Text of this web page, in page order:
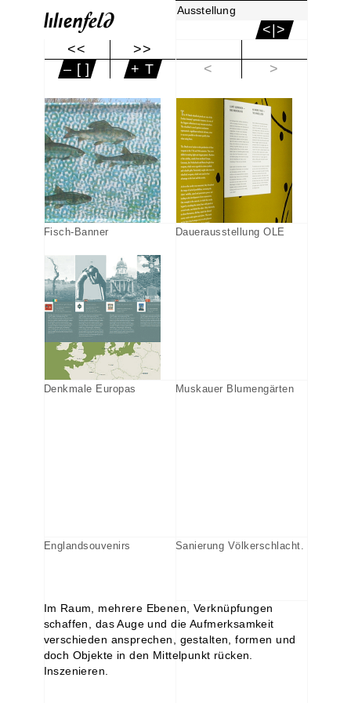
Ausstellung
<|>
<<
>>
– [ ]
+ T
<
>
Fisch-Banner Dauerausstellung OLE
Denkmale Europas Muskauer Blumengärten
Englandsouvenirs Sanierung Völkerschlacht.
Im Raum, mehrere Ebenen, Verknüpfungen
schaffen, das Auge und die Aufmerksamkeit
verschieden ansprechen, gestalten, formen und
doch Objekte in den Mittelpunkt rücken.
Inszenieren.